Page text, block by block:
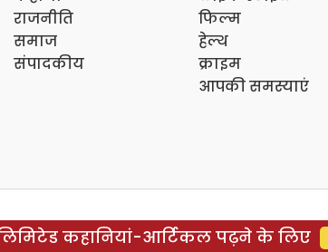
राजनीति
समाज
संपादकीय
फिल्म
हेल्थ
क्राइम
आपकी समस्याएं
कहानियां-आर्टिकल पढ़ने के लिए